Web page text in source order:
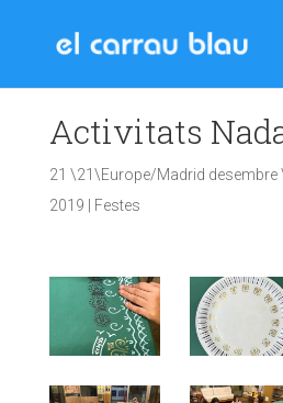
Activitats
21 \21\Europe/Madrid
2019
Festes